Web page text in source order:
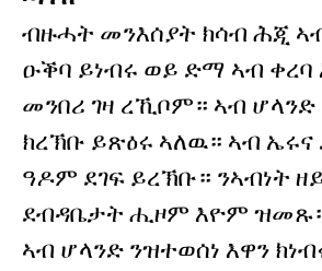
ብዙሓት መንእሰያት ክሳብ ሕጂ
ዑቕባ ይነብሩ ወይ ድማ ኣብ ቀረባ
መንበሪ ገዛ ረኺቦም። ኣብ
ክረኽቡ ይጽዕሩ ኣለዉ። ኣብ
ዓዶም ደገፍ ይረኽቡ። ንኣብነት
ደብዳቤታት ሒዞም እዮም
ኣብ ሆላንድ ንዝተወሰነ እዋን